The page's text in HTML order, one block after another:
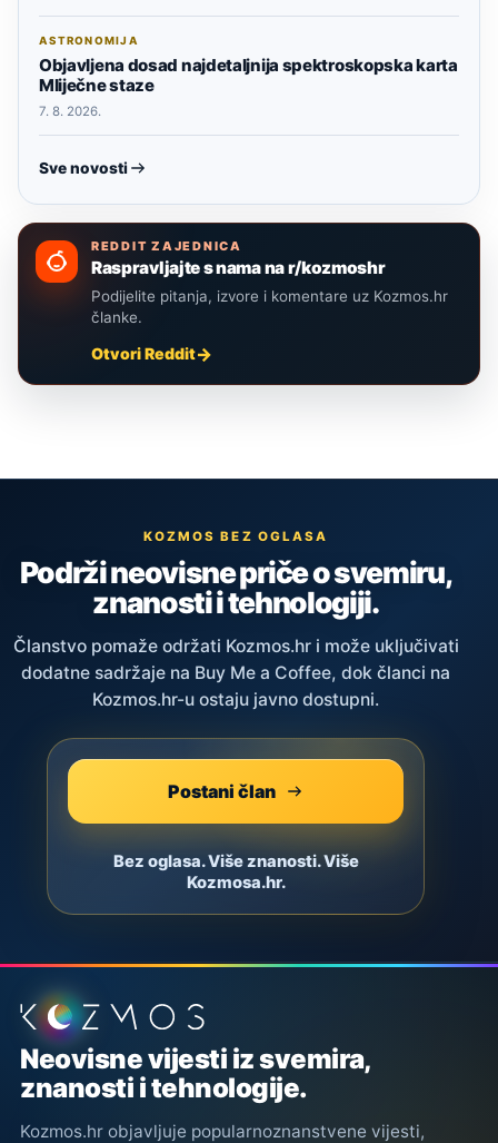
ASTRONOMIJA
Objavljena dosad najdetaljnija spektroskopska karta
Mliječne staze
7. 8. 2026.
Sve novosti
REDDIT ZAJEDNICA
Raspravljajte s nama na r/kozmoshr
Podijelite pitanja, izvore i komentare uz Kozmos.hr
članke.
Otvori Reddit
KOZMOS BEZ OGLASA
Podrži neovisne priče o svemiru,
znanosti i tehnologiji.
Članstvo pomaže održati Kozmos.hr i može uključivati
dodatne sadržaje na Buy Me a Coffee, dok članci na
Kozmos.hr-u ostaju javno dostupni.
Postani član
Bez oglasa. Više znanosti. Više
Kozmosa.hr.
Podnožje stranice
Neovisne vijesti iz svemira,
znanosti i tehnologije.
Kozmos.hr objavljuje popularnoznanstvene vijesti,